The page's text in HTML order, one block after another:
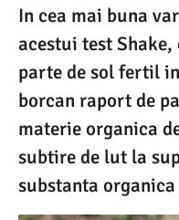
In cea mai buna
acestui test
parte de sol fertil
borcan raport de
materie organica
subtire de lut la
substanta